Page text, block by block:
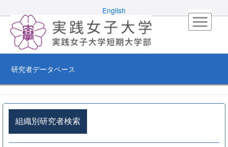
English
研究者データベース
組織別研究者検索